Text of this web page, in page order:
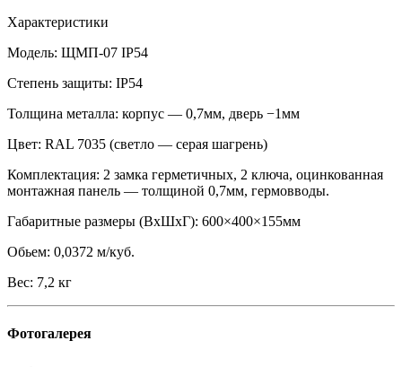
Характеристики
Модель: ЩМП-07 IP54
Степень защиты: IP54
Толщина металла: корпус — 0,7мм, дверь −1мм
Цвет: RAL 7035 (светло — серая шагрень)
Комплектация: 2 замка герметичных, 2 ключа, оцинкованная
монтажная панель — толщиной 0,7мм, гермовводы.
Габаритные размеры (ВхШхГ): 600×400×155мм
Обьем: 0,0372 м/куб.
Вес: 7,2 кг
Фотогалерея